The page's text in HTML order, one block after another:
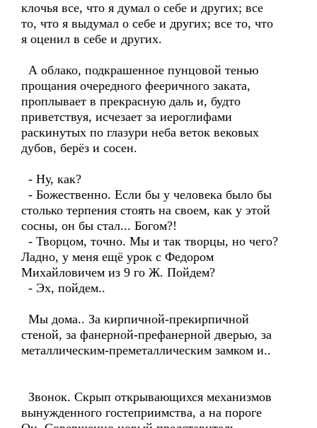
клочья все, что я думал о себе и других; все
то, что я выдумал о себе и других; все то, что
я оценил в себе и других.
А облако, подкрашенное пунцовой тенью
прощания очередного фееричного заката,
проплывает в прекрасную даль и, будто
приветствуя, исчезает за иероглифами
раскинутых по глазури неба веток вековых
дубов, берёз и сосен.
- Ну, как?
- Божественно. Если бы у человека было бы
столько терпения стоять на своем, как у этой
сосны, он бы стал... Богом?!
- Творцом, точно. Мы и так творцы, но чего?
Ладно, у меня ещё урок с Федором
Михайловичем из 9 го Ж. Пойдем?
- Эх, пойдем..
Мы дома.. За кирпичной-прекирпичной
стеной, за фанерной-префанерной дверью, за
металлическим-преметаллическим замком и..
Звонок. Скрып открывающихся механизмов
вынужденного гостеприимства, а на пороге